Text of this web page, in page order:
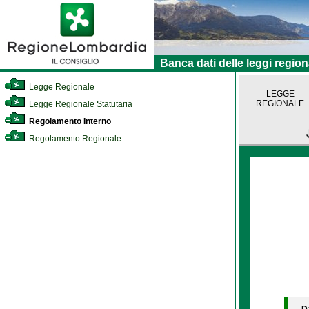
Banca dati delle leggi
Legge Regionale
Legge Regionale Statutaria
Regolamento Interno
Regolamento Regionale
LEGGE
REGIONALE